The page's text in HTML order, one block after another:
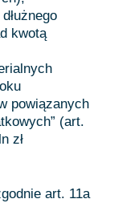
kwotą
powiązanych
(art.
zł
art. 11a